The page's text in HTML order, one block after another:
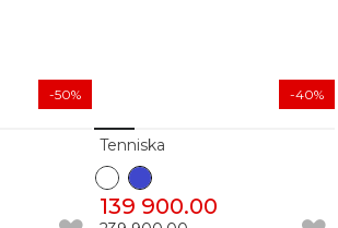
-50%
Tenniska
139 900.00
-40%